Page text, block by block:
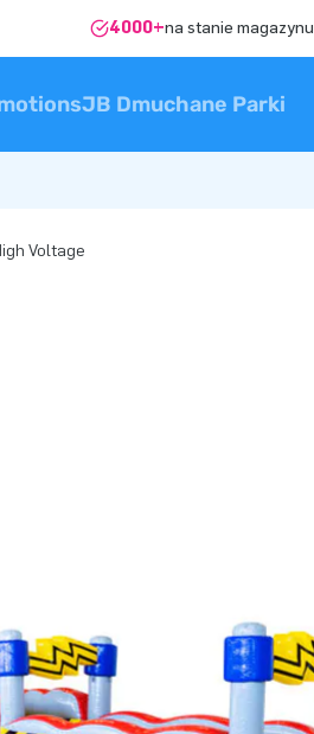
4000+na stanie magazynu
JB Dmuchane Parki
Voltage